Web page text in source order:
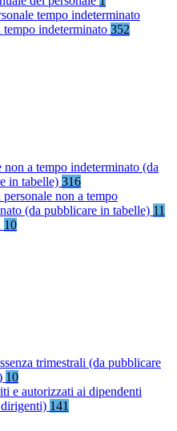
tempo indeterminato
tempo indeterminato 352
non a tempo indeterminato (da
in tabelle) 316
non a tempo
(da pubblicare in tabelle) 11
10
trimestrali (da pubblicare
10
e autorizzati ai dipendenti
141